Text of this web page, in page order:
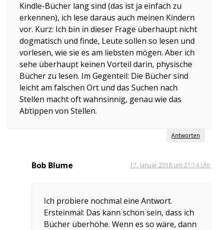
Kindle-Bücher lang sind (das ist ja einfach zu
erkennen), ich lese daraus auch meinen Kindern
vor. Kurz: Ich bin in dieser Frage überhaupt nicht
dogmatisch und finde, Leute sollen so lesen und
vorlesen, wie sie es am liebsten mögen. Aber ich
sehe überhaupt keinen Vorteil darin, physische
Bücher zu lesen. Im Gegenteil: Die Bücher sind
leicht am falschen Ort und das Suchen nach
Stellen macht oft wahnsinnig, genau wie das
Abtippen von Stellen.
Antworten
Bob Blume 17. Januar 2018 um 21:14 Uhr
Ich probiere nochmal eine Antwort.
Ersteinmal: Das kann schon sein, dass ich
Bücher überhöhe. Wenn es so wäre, dann